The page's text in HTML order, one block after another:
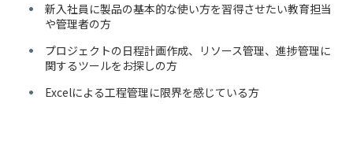
新入社員に製品の基本的な使い方を習得させたい教育担当
や管理者の方
プロジェクトの日程計画作成、リソース管理、進捗管理に
関するツールをお探しの方
Excelによる工程管理に限界を感じている方